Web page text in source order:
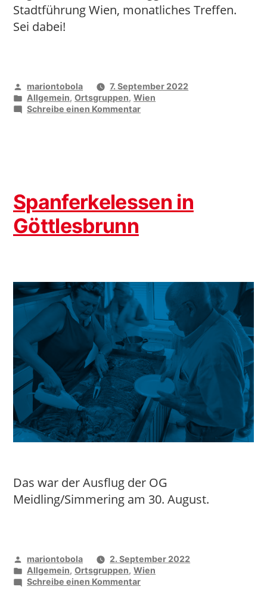
Stadtführung Wien, monatliches Treffen.
Sei dabei!
Veröffentlicht
von
mariontobola
7. September 2022
Veröffentlicht
unter
Allgemein,Ortsgruppen,Wien
Schreibe einen Kommentarzu
Spanferkelessen in
Göttlesbrunn
Das war der Ausflug der OG
Meidling/Simmering am 30. August.
Veröffentlicht
von
mariontobola
2. September 2022
Veröffentlicht
unter
Allgemein,Ortsgruppen,Wien
Schreibe einen Kommentarzu